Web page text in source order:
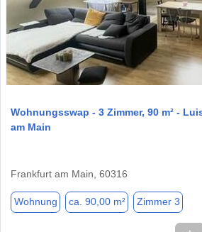
Wohnungsswap - 3 Zimmer, 90 m² -
am Main
Frankfurt am Main, 60316
Wohnung ca. 90,00 m² Zimmer 3